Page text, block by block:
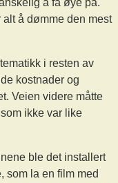
å få øye på.
alt å dømme den mest
i resten av
kostnader og
Veien videre måtte
ikke var like
ble det installert
som la en film med